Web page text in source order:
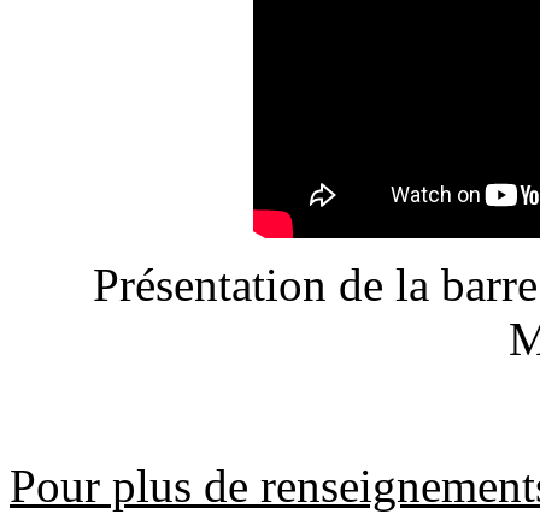
Présentation de la
Pour plus de